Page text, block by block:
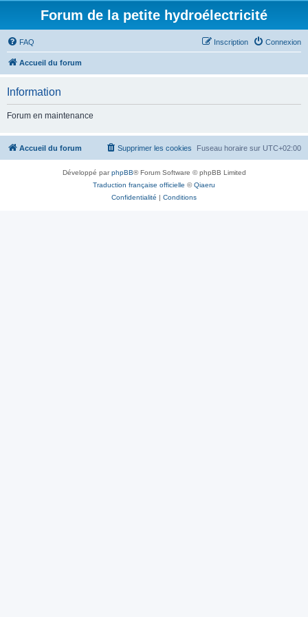
Forum de la petite hydroélectricité
FAQ Connexion
Inscription
Accueil du forum
Information
Forum en maintenance
Accueil du forum Fuseau horaire sur UTC+02:00
Supprimer les cookies
Développé parphpBB® Forum Software © phpBB Limited
Traduction française officielle ©Qiaeru
Confidentialité | Conditions